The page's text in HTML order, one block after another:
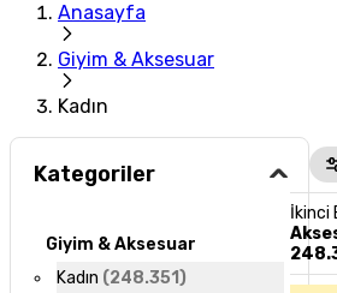
Anasayfa
Giyim & Aksesuar
Kadın
Kategoriler
Giyim & Aksesuar
Kadın (248.351)
İkinci